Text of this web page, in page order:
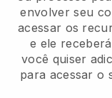
envolver seu
acessar os
e ele
você quiser
para acessar o